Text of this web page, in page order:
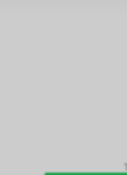
1